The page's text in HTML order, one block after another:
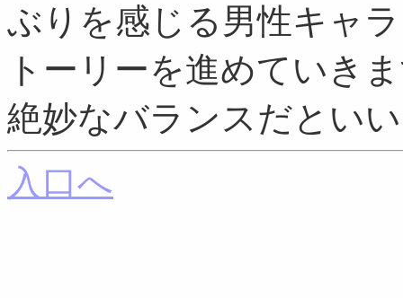
ぶりを感じる男性キャ
トーリーを進めていき
絶妙なバランスだとい
入口へ